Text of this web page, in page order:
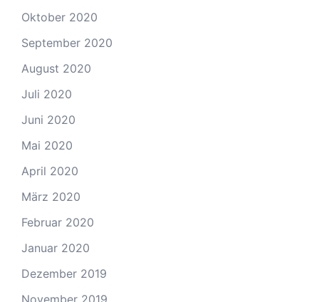
Oktober 2020
September 2020
August 2020
Juli 2020
Juni 2020
Mai 2020
April 2020
März 2020
Februar 2020
Januar 2020
Dezember 2019